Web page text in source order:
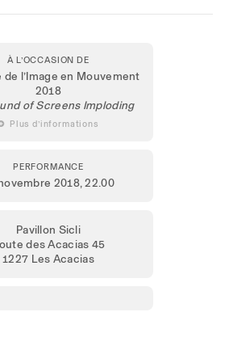
À L’OCCASION DE
de l’Image en Mouvement
2018
of Screens Imploding
Plus d’informations
PERFORMANCE
2018, 22.00
Pavillon Sicli
des Acacias 45
1227 Les Acacias